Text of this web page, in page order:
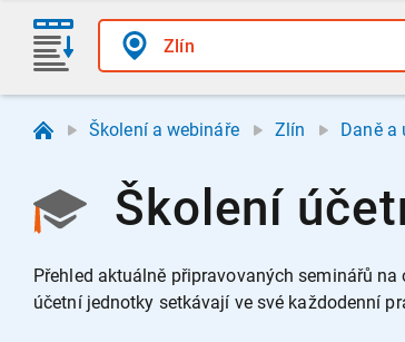
Školení a webináře Zlín Daně a
Školení
Přehled aktuálně připravovaných seminářů
účetní jednotky setkávají ve své každodenní